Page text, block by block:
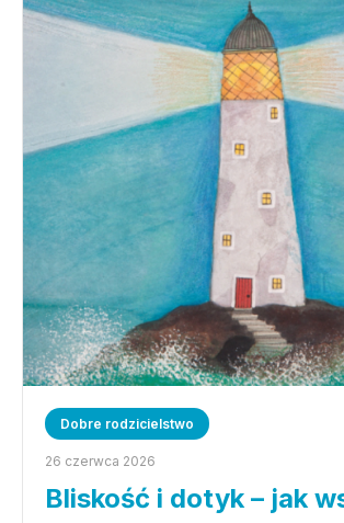
Dobre rodzicielstwo
26 czerwca 2026
Bliskość i dotyk – jak